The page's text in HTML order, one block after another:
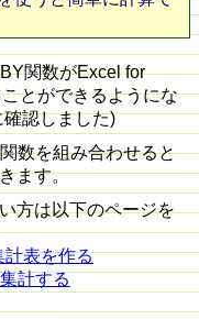
関数がExcel for
とができるようにな
認しました)
数を組み合わせると
ます。
方は以下のページを
計表を作る
計する